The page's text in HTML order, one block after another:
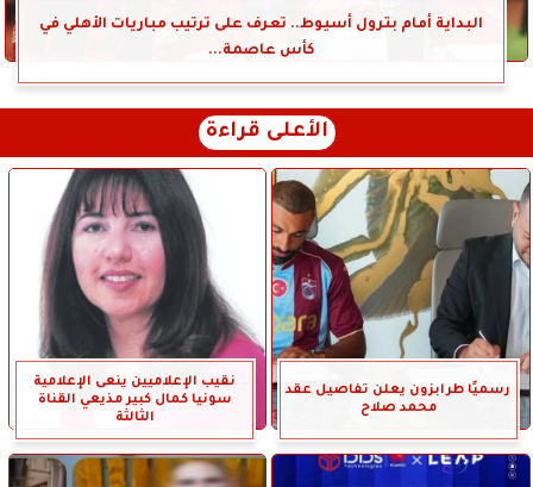
البداية أمام بترول أسيوط.. تعرف على ترتيب مباريات الأهلي في
كأس عاصمة...
الأعلى قراءة
رسميًا طرابزون يعلن تفاصيل عقد
محمد صلاح
نقيب الإعلاميين ينعى الإعلامية
سونيا كمال كبير مذيعي القناة
الثالثة